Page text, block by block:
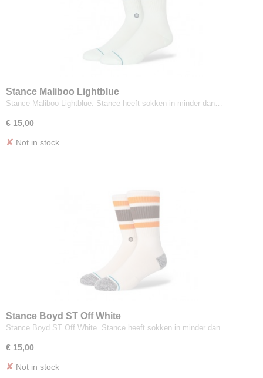
Stance Maliboo Lightblue
Stance Maliboo Lightblue. Stance heeft sokken in minder dan…
€ 15,00
✘ Not in stock
Stance Boyd ST Off White
Stance Boyd ST Off White. Stance heeft sokken in minder dan…
€ 15,00
✘ Not in stock